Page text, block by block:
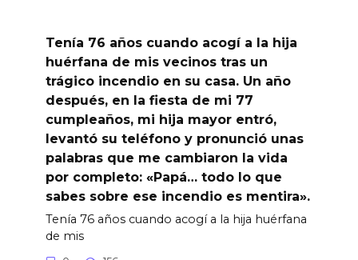
Tenía 76 años cuando acogí a la hija
huérfana de mis vecinos tras un
trágico incendio en su casa. Un año
después, en la fiesta de mi 77
cumpleaños, mi hija mayor entró,
levantó su teléfono y pronunció unas
palabras que me cambiaron la vida
por completo: «Papá… todo lo que
sabes sobre ese incendio es mentira».
Tenía 76 años cuando acogí a la hija huérfana
de mis